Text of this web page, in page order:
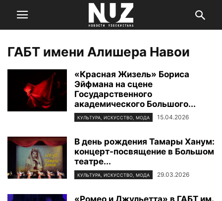
ГАБТ имени Алишера Навои
«Красная Жизель» Бориса
Эйфмана на сцене
Государственного
академического Большого...
КУЛЬТУРА, ИСКУССТВО, МОДА 15.04.2026
В день рождения Тамары Ханум:
концерт-посвящение в Большом
театре...
КУЛЬТУРА, ИСКУССТВО, МОДА 29.03.2026